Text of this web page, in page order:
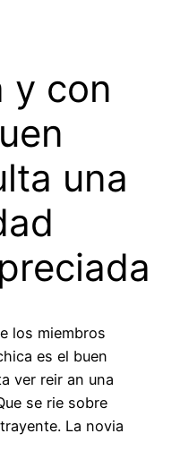
y con
una
los miembros
es el buen
ver reir an una
se rie sobre
La novia